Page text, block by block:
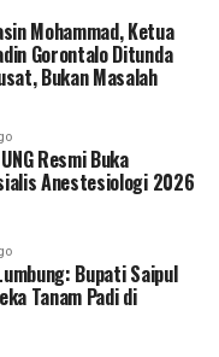
Mohammad, Ketua
Gorontalo Ditunda
Bukan Masalah
Resmi Buka
Anestesiologi 2026
Bupati Saipul
Tanam Padi di